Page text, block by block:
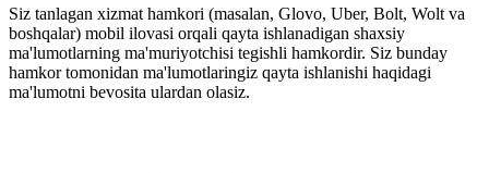
Siz tanlagan xizmat hamkori (masalan, Glovo, Uber, Bolt, Wolt va
boshqalar) mobil ilovasi orqali qayta ishlanadigan shaxsiy
ma'lumotlarning ma'muriyotchisi tegishli hamkordir. Siz bunday
hamkor tomonidan ma'lumotlaringiz qayta ishlanishi haqidagi
ma'lumotni bevosita ulardan olasiz.